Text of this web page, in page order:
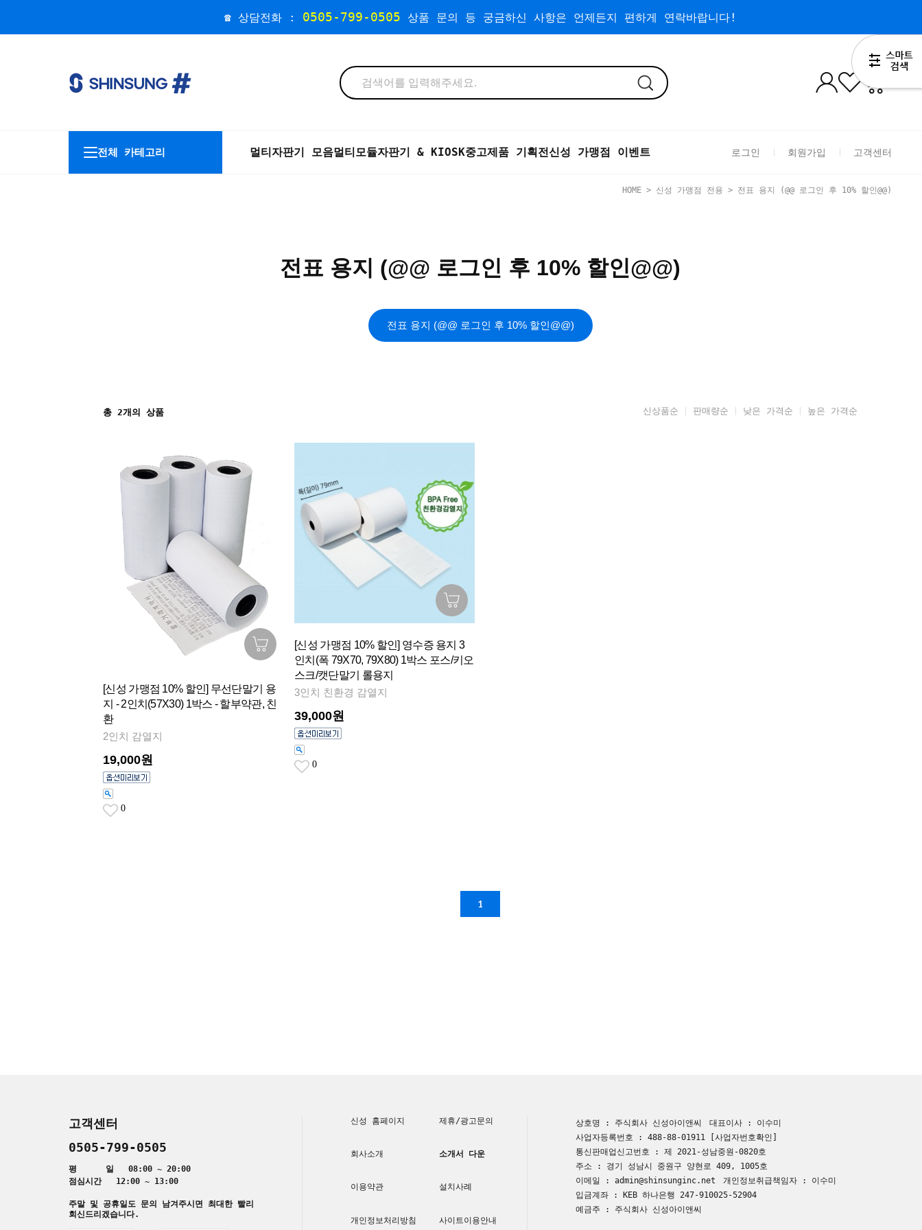
☎ 상담전화 : 0505-799-0505 상품 문의 등 궁금하신 사항은 언제든지 편하게 연락바랍니다!
전체 카테고리 멀티자판기 모음멀티모듈자판기 & KIOSK중고제품 기획전신성 가맹점 이벤트 로그인 회원가입 고객센터
HOME > 신성 가맹점 전용 > 전표 용지 (@@ 로그인 후 10% 할인@@)
전표 용지 (@@ 로그인 후 10% 할인@@)
전표 용지 (@@ 로그인 후 10% 할인@@)
총 2개의 상품 신상품순 판매량순 낮은 가격순 높은 가격순
[신성 가맹점 10% 할인] 무선단말기 용
지 - 2인치(57X30) 1박스 - 할부약관, 친
환
2인치 감열지
19,000원
0
[신성 가맹점 10% 할인] 영수증 용지 3
인치(폭 79X70, 79X80) 1박스 포스/키오
스크/캣단말기 롤용지
3인치 친환경 감열지
39,000원
0
1
고객센터
0505-799-0505
평 일 08:00 ~ 20:00
점심시간 12:00 ~ 13:00
주말 및 공휴일도 문의 남겨주시면 최대한 빨리
회신드리겠습니다.
신성 홈페이지 제휴/광고문의
회사소개 소개서 다운
이용약관 설치사례
개인정보처리방침 사이트이용안내
상호명 : 주식회사 신성아이앤씨
대표이사 : 이수미
사업자등록번호 : 488-88-01911
[사업자번호확인]
통신판매업신고번호 : 제 2021-성남중원-0820호
주소 : 경기 성남시 중원구 양현로 409, 1005호
이메일 : admin@shinsunginc.net
개인정보취급책임자 : 이수미
입금계좌 : KEB 하나은행 247-910025-52904
예금주 : 주식회사 신성아이앤씨